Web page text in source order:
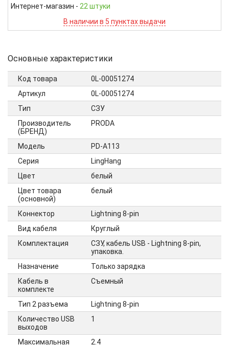
Интернет-магазин - 22 штуки
В наличии в 5 пунктах выдачи
Основные характеристики
Код товара
0L-00051274
Артикул
0L-00051274
Тип
СЗУ
Производитель
(БРЕНД)
PRODA
Модель
PD-A113
Серия
LingHang
Цвет
белый
Цвет товара
(основной)
белый
Коннектор
Lightning 8-pin
Вид кабеля
Круглый
Комплектация
СЗУ, кабель USB - Lightning 8-pin,
упаковка.
Назначение
Только зарядка
Кабель в
комплекте
Cъемный
Тип 2 разъема
Lightning 8-pin
Количество USB
выходов
1
Максимальная
2.4